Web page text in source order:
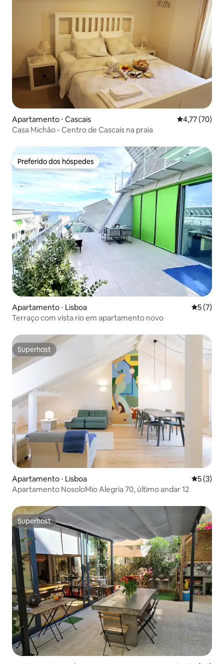
Apartamento ⋅ Cascais 4,77 de uma
4,77 (70)
Casa Michão - Centro de Cascais na praia
Preferido dos hóspedes
Preferido dos hóspedes
Apartamento ⋅ Lisboa 5 de
5 (7)
Terraço com vista rio em apartamento novo
Superhost
Superhost
Apartamento ⋅ Lisboa 5 de
5 (3)
Apartamento NosoloMio Alegria 70, último andar 12
Superhost
Superhost